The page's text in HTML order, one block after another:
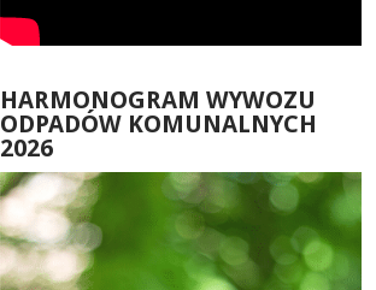
HARMONOGRAM WYWOZU
ODPADÓW KOMUNALNYCH
2026